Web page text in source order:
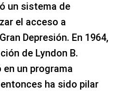
un sistema de
el acceso a
Depresión. En 1964,
de Lyndon B.
un programa
ha sido pilar